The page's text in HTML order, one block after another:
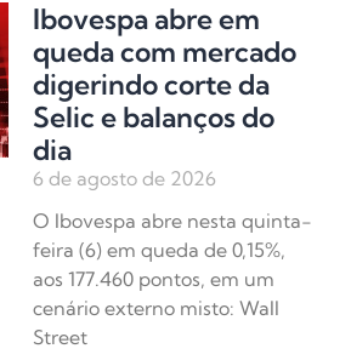
Ibovespa abre em
queda com mercado
digerindo corte da
Selic e balanços do
dia
6 de agosto de 2026
O Ibovespa abre nesta quinta-
feira (6) em queda de 0,15%,
aos 177.460 pontos, em um
cenário externo misto: Wall
Street